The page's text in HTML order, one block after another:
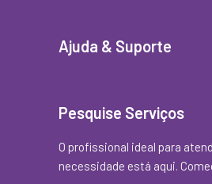
Ajuda & Suporte
Pesquise Serviços
O profissional ideal para
necessidade está aqui.